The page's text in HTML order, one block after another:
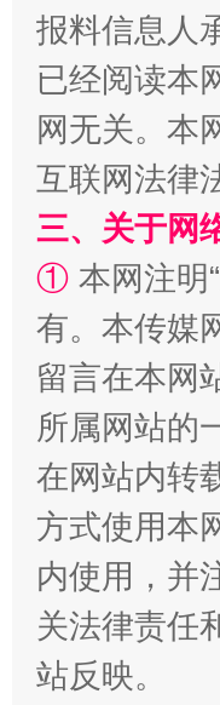
“刷贴”乱
揭批美国五
报料信息人
已经阅读本
网无关。本
互联网法律
三、关于网
① 本网注明
有。本传媒
留言在本网
所属网站的
在网站内转
方式使用本
内使用，并
关法律责任
站反映。